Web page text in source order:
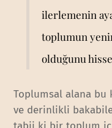
ilerlemenin
toplumun
olduğunu
Toplumsal alana bu
ve derinlikli